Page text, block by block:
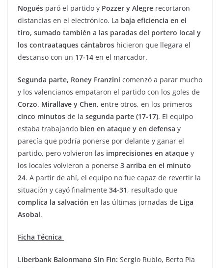
Nogués paró el partido y Pozzer y Alegre recortaron
distancias en el electrónico. La baja eficiencia en el
tiro, sumado también a las paradas del portero local y
los contraataques cántabros hicieron que llegara el
descanso con un 17-14 en el marcador.
Segunda parte, Roney Franzini comenzó a parar mucho
y los valencianos empataron el partido con los goles de
Corzo, Mirallave y Chen, entre otros, en los primeros
cinco minutos de la segunda parte (17-17). El equipo
estaba trabajando bien en ataque y en defensa y
parecía que podría ponerse por delante y ganar el
partido, pero volvieron las imprecisiones en ataque y
los locales volvieron a ponerse 3 arriba en el minuto
24. A partir de ahí, el equipo no fue capaz de revertir la
situación y cayó finalmente 34-31, resultado que
complica la salvación en las últimas jornadas de Liga
Asobal.
Ficha Técnica
Liberbank Balonmano Sin Fin: Sergio Rubio, Berto Pla